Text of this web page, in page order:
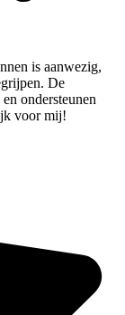
is aanwezig,
De
ondersteunen
voor mij!